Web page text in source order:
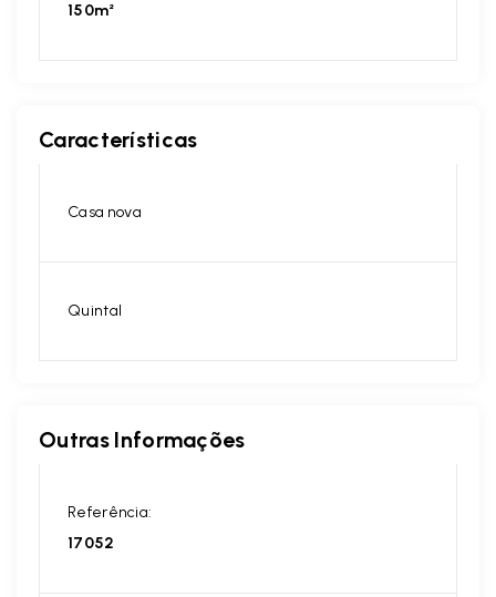
150m²
Características
Casa nova
Quintal
Outras Informações
Referência:
17052